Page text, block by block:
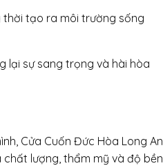
thời tạo ra môi trường sống
lại sự sang trọng và hài hòa
Cửa Cuốn Đức Hòa Long An
lượng, thẩm mỹ và độ bền